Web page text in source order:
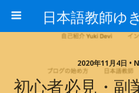
2020年11月4日 •
初心者必見・副